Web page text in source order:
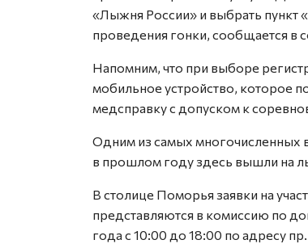
«Лыжня России» и выбрать пункт
проведения гонки, сообщается в
Напомним, что при выборе
мобильное устройство, которое
медсправку с допуском к
Одним из самых многочисленных
в прошлом году здесь вышли на
В столице Поморья заявки на
представляются в комиссию по
года с 10:00 до 18:00 по адресу